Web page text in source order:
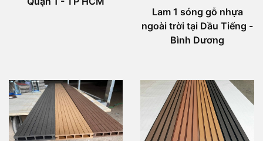
Lam 1 sóng gỗ nhựa
ngoài trời tại Dầu Tiếng -
Bình Dương